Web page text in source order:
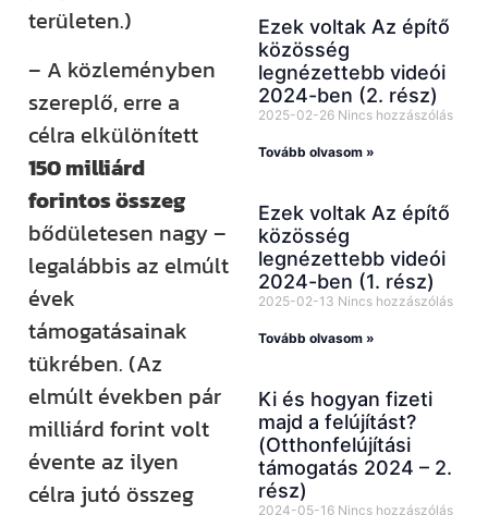
területen.)
– A közleményben
szereplő, erre a
célra elkülönített
150 milliárd
forintos összeg
bődületesen nagy –
legalábbis az elmúlt
évek
támogatásainak
tükrében. (Az
elmúlt években pár
milliárd forint volt
évente az ilyen
célra jutó összeg
Ezek voltak Az építő
közösség
legnézettebb videói
2024-ben (2. rész)
2025-02-26 Nincs hozzászólás
Tovább olvasom »
Ezek voltak Az építő
közösség
legnézettebb videói
2024-ben (1. rész)
2025-02-13 Nincs hozzászólás
Tovább olvasom »
Ki és hogyan fizeti
majd a felújítást?
(Otthonfelújítási
támogatás 2024 – 2.
rész)
2024-05-16 Nincs hozzászólás